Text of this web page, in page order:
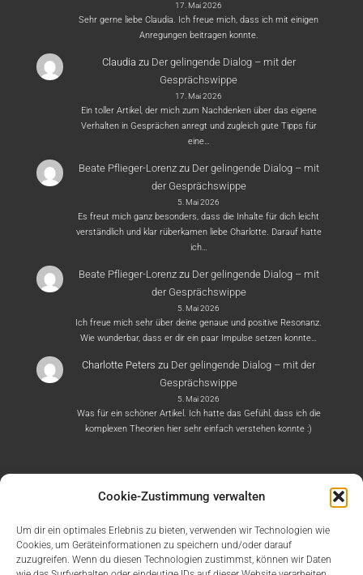
Cookie-Zustimmung verwalten
Um dir ein optimales Erlebnis zu bieten, verwenden wir Technologien wie
Cookies, um Geräteinformationen zu speichern und/oder darauf
zuzugreifen. Wenn du diesen Technologien zustimmst, können wir Daten
17. Mai 2026
Sehr gerne liebe Claudia. Ich freue mich, dass ich mit einigen
Anregungen beitragen konnte.
Claudia zu Der gelingende Dialog – mit der
Gesprächswippe
17. Mai 2026
Ein toller Artikel, der mich zum Nachdenken über das eigene
Verhalten in Gesprächen anregt und zugleich gute Tipps für
eine…
Beate Pflieger-Lorenzzu Der gelingende Dialog – mit
der Gesprächswippe
5. Mai 2026
Es freut mich ganz besonders, dass die Inhalte für dich leicht
verständlich und klar rüberkamen liebe Charlotte. Darauf hatte
ich…
Beate Pflieger-Lorenzzu Der gelingende Dialog – mit
der Gesprächswippe
5. Mai 2026
Ich freue mich sehr über deine genaue und positive Resonanz.
Wie wunderbar, dass er dir ein paar Impulse setzen konnte…
Charlotte Peters zu Der gelingende Dialog – mit der
Gesprächswippe
5. Mai 2026
Was für ein schöner Artikel. Ich hatte das Gefühl, dass ich die
komplexen Theorien hier sehr einfach verstehen konnte :)